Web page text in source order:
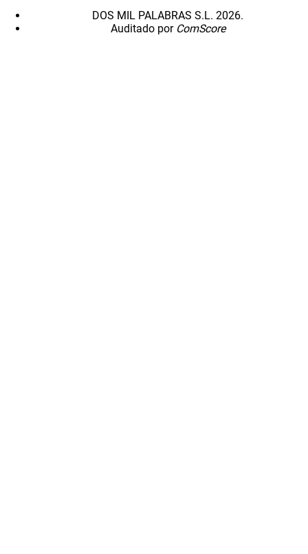
DOS MIL PALABRAS S.L. 2026.
Auditado por ComScore